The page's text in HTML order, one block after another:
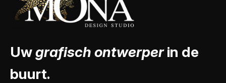
Uwgrafisch ontwerperin de
buurt.